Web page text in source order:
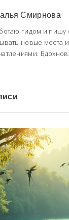
Смирнова
гидом и пишу
новые места